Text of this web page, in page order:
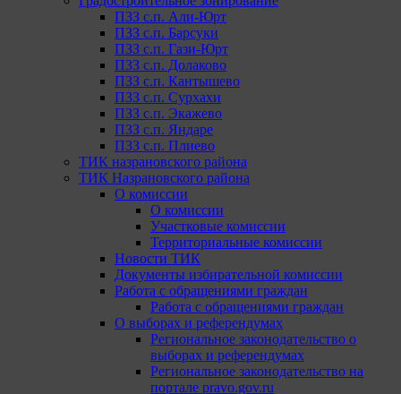
ПЗЗ с.п. Али-Юрт
ПЗЗ с.п. Барсуки
ПЗЗ с.п. Гази-Юрт
ПЗЗ с.п. Долаково
ПЗЗ с.п. Кантышево
ПЗЗ с.п. Сурхахи
ПЗЗ с.п. Экажево
ПЗЗ с.п. Яндаре
ПЗЗ с.п. Плиево
ТИК назрановского района
ТИК Назрановского района
О комиссии
О комиссии
Участковые комиссии
Территориальные комиссии
Новости ТИК
Документы избирательной комиссии
Работа с обращениями граждан
Работа с обращениями граждан
О выборах и референдумах
Региональное законодательство о
выборах и референдумах
Региональное законодательство на
портале pravo.gov.ru